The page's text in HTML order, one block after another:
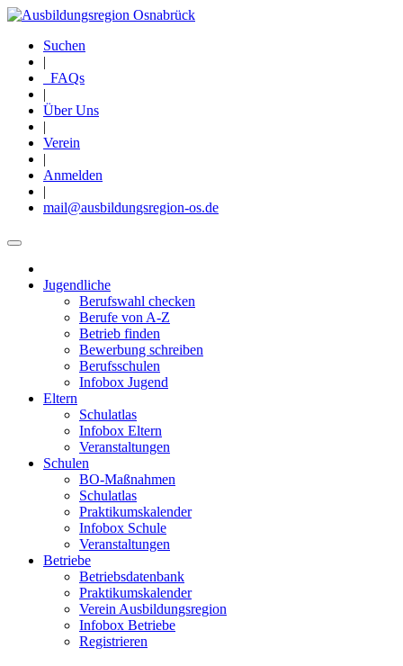
Direkt
Inhalt
Suchen
|
FAQs
|
Über Uns
|
Verein
|
Anmelden
|
mail@ausbildungsregion-os.de
Main
navigation
Jugendliche
Berufswahl checken
Berufe von A-Z
Betrieb finden
Bewerbung schreiben
Berufsschulen
Infobox Jugend
Eltern
Schulatlas
Infobox Eltern
Veranstaltungen
Schulen
BO-Maßnahmen
Schulatlas
Praktikumskalender
Infobox Schule
Veranstaltungen
Betriebe
Betriebsdatenbank
Praktikumskalender
Verein Ausbildungsregion
Infobox Betriebe
Registrieren